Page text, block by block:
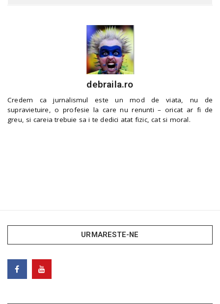
debraila.ro
Credem ca jurnalismul este un mod de viata, nu de
supravietuire, o profesie la care nu renunti – oricat ar fi de
greu, si careia trebuie sa i te dedici atat fizic, cat si moral.
URMARESTE-NE